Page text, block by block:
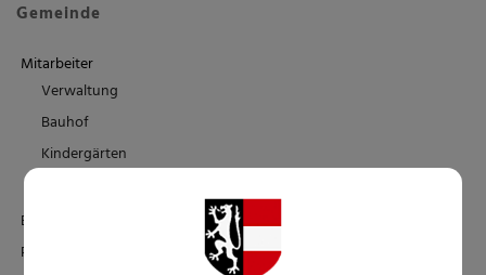
Gemeinde
Mitarbeiter
Verwaltung
Bauhof
Kindergärten
Einrichtungen
Politik